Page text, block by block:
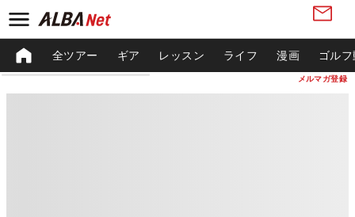
メルマガ登録
全ツアー ギア レッスン ライフ 漫画 ゴル